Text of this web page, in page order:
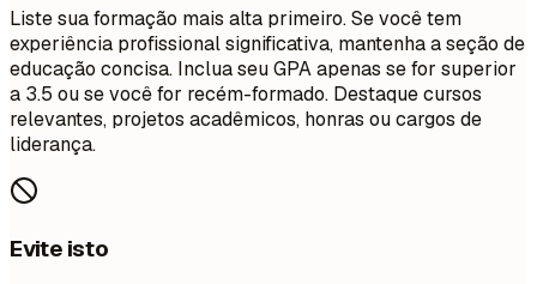
Liste sua formação mais alta primeiro. Se você tem
experiência profissional significativa, mantenha a seção de
educação concisa. Inclua seu GPA apenas se for superior
a 3.5 ou se você for recém-formado. Destaque cursos
relevantes, projetos acadêmicos, honras ou cargos de
liderança.
Evite isto